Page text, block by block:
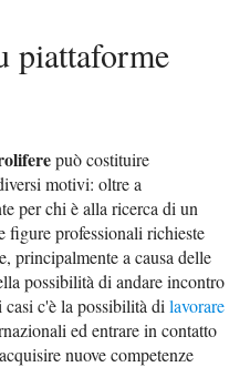
piattaforme
può costituire
motivi: oltre a
per chi è alla ricerca di un
figure professionali richieste
principalmente a causa delle
possibilità di andare incontro
c'è la possibilità dilavorare
ed entrare in contatto
nuove competenze